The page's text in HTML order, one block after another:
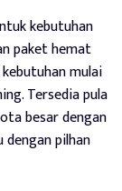
kebutuhan
paket hemat
mulai
Tersedia pula
besar dengan
pilhan